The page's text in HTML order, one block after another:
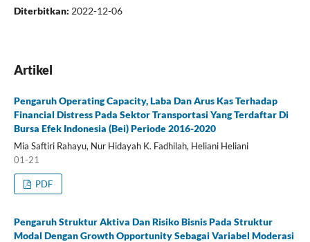
Diterbitkan: 2022-12-06
Artikel
Pengaruh Operating Capacity, Laba Dan Arus Kas Terhadap
Financial Distress Pada Sektor Transportasi Yang Terdaftar Di
Bursa Efek Indonesia (Bei) Periode 2016-2020
Mia Saftiri Rahayu, Nur Hidayah K. Fadhilah, Heliani Heliani
01-21
PDF
Pengaruh Struktur Aktiva Dan Risiko Bisnis Pada Struktur
Modal Dengan Growth Opportunity Sebagai Variabel Moderasi